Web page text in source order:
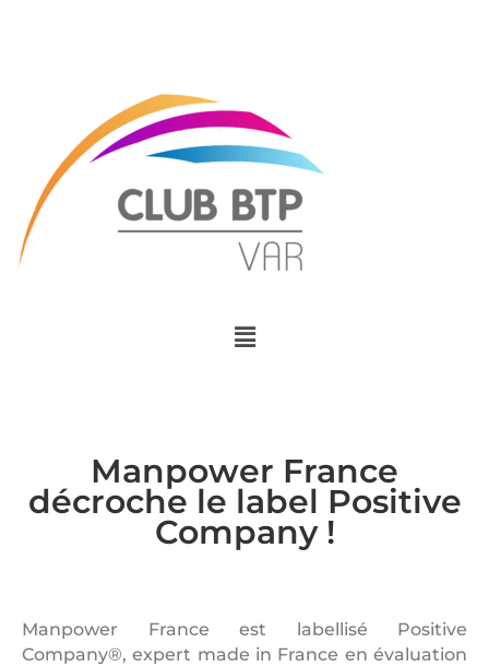
Menu
Manpower France
décroche le label Positive
Company !
Manpower France est labellisé Positive
Company®, expert made in France en évaluation